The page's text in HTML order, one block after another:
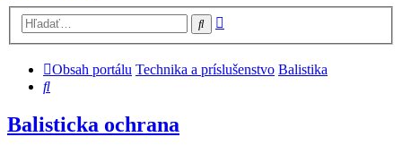
Hľadať
Obsah portálu Technika a príslušenstvo Balistika
Hľadať
Balisticka ochrana